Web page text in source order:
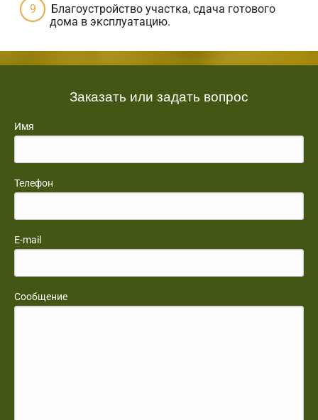
Благоустройство участка, сдача готового
дома в эксплуатацию.
Заказать или задать вопрос
Имя
Телефон
E-mail
Сообщение